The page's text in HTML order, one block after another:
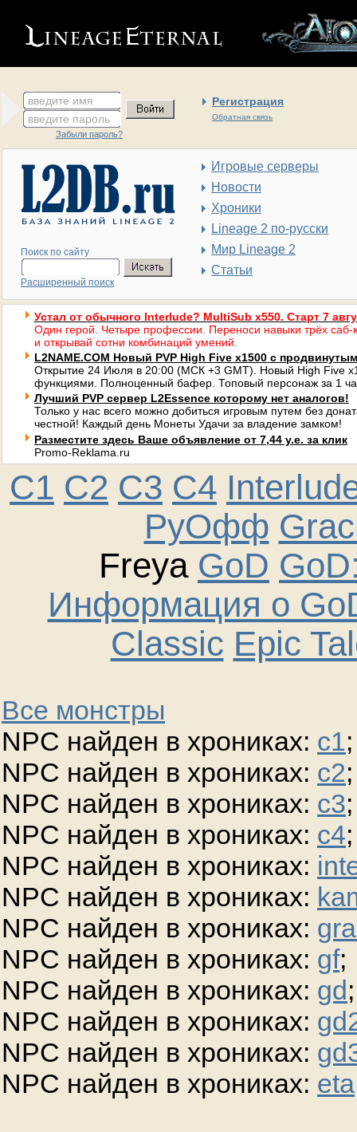
введите имя Регистрация
Обратная связь
введите пароль
Забыли пароль?
Поиск по сайту
Расширенный поиск
Игровые серверы
Новости
Хроники
Lineage 2 по-русски
Мир Lineage 2
Статьи
Устал от обычного Interlude? MultiSub x550. Старт 7
Один герой. Четыре профессии. Переноси навыки трёх саб-
и открывай сотни комбинаций умений.
L2NAME.COM Новый PVP High Five x1500 с
Открытие 24 Июля в 20:00 (МСК +3 GMT). Новый High Five
функциями. Полноценный бафер. Топовый персонаж за 1
Лучший PVP сервер L2Essence которому нет аналогов!
Только у нас всего можно добиться игровым путем без
честной! Каждый день Монеты Удачи за владение замком!
Разместите здесь Ваше объявление от 7,44 у.е. за клик
Promo-Reklama.ru
C1 C2 C3 C4
РуОфф
Freya GoD
Информация о
Classic Epic
Все монстры
NPC найден в хрониках: c1;
NPC найден в хрониках: c2;
NPC найден в хрониках: c3;
NPC найден в хрониках: c4;
NPC найден в хрониках:
NPC найден в хрониках:
NPC найден в хрониках:
NPC найден в хрониках: gf;
NPC найден в хрониках: gd;
NPC найден в хрониках:
NPC найден в хрониках:
NPC найден в хрониках: eta